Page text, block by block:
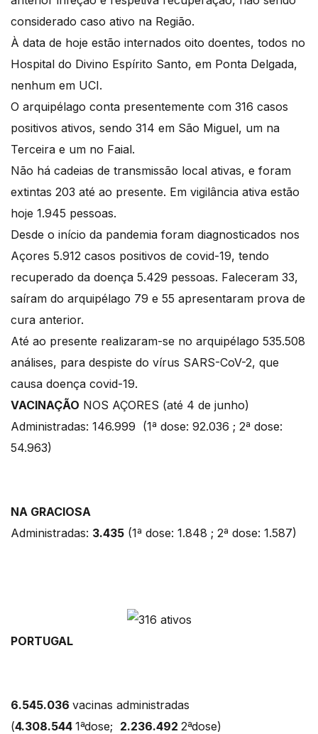
considerado caso ativo na Região.
À data de hoje estão internados oito doentes, todos no
Hospital do Divino Espírito Santo, em Ponta Delgada,
nenhum em UCI.
O arquipélago conta presentemente com 316 casos
positivos ativos, sendo 314 em São Miguel, um na
Terceira e um no Faial.
Não há cadeias de transmissão local ativas, e foram
extintas 203 até ao presente. Em vigilância ativa estão
hoje 1.945 pessoas.
Desde o início da pandemia foram diagnosticados nos
Açores 5.912 casos positivos de covid-19, tendo
recuperado da doença 5.429 pessoas. Faleceram 33,
saíram do arquipélago 79 e 55 apresentaram prova de
cura anterior.
Até ao presente realizaram-se no arquipélago 535.508
análises, para despiste do vírus SARS-CoV-2, que
causa doença covid-19.
VACINAÇÃO NOS AÇORES (até 4 de junho)
Administradas: 146.999 (1ª dose: 92.036 ; 2ª dose:
54.963)
NA GRACIOSA
Administradas: 3.435 (1ª dose: 1.848 ; 2ª dose: 1.587)
PORTUGAL
6.545.036 vacinas administradas
(4.308.544 1ªdose; 2.236.492 2ªdose)